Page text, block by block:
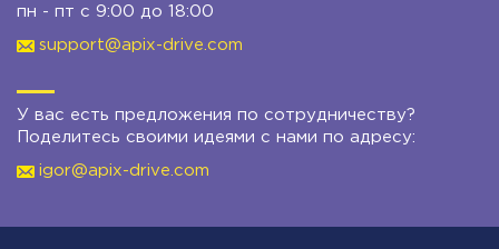
пн - пт с 9:00 до 18:00
support@apix-drive.com
У вас есть предложения по сотрудничеству?
Поделитесь своими идеями с нами по адресу:
igor@apix-drive.com